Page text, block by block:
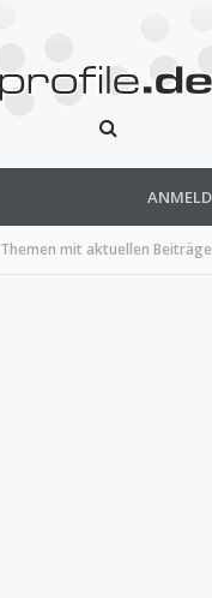
Themen mit aktuellen